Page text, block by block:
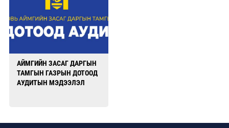
АЙМГИЙН ЗАСАГ ДАРГЫН
ТАМГЫН ГАЗРЫН ДОТООД
АУДИТЫН МЭДЭЭЛЭЛ